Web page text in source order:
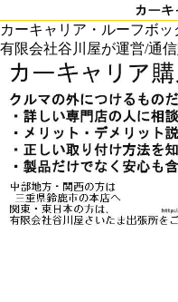
カーキャリア・ルーフボ
有限会社谷川屋が運営/通